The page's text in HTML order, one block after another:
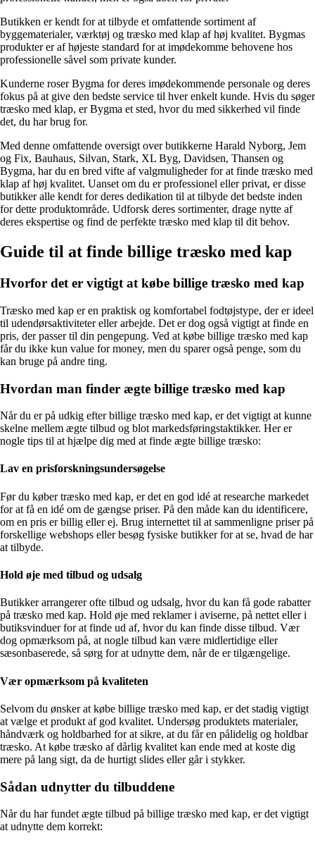
Butikken er kendt for at tilbyde et omfattende sortiment af
byggematerialer, værktøj og træsko med klap af høj kvalitet. Bygmas
produkter er af højeste standard for at imødekomme behovene hos
professionelle såvel som private kunder.
Kunderne roser Bygma for deres imødekommende personale og deres
fokus på at give den bedste service til hver enkelt kunde. Hvis du søger
træsko med klap, er Bygma et sted, hvor du med sikkerhed vil finde
det, du har brug for.
Med denne omfattende oversigt over butikkerne Harald Nyborg, Jem
og Fix, Bauhaus, Silvan, Stark, XL Byg, Davidsen, Thansen og
Bygma, har du en bred vifte af valgmuligheder for at finde træsko med
klap af høj kvalitet. Uanset om du er professionel eller privat, er disse
butikker alle kendt for deres dedikation til at tilbyde det bedste inden
for dette produktområde. Udforsk deres sortimenter, drage nytte af
deres ekspertise og find de perfekte træsko med klap til dit behov.
Guide til at finde billige træsko med kap
Hvorfor det er vigtigt at købe billige træsko med kap
Træsko med kap er en praktisk og komfortabel fodtøjstype, der er ideel
til udendørsaktiviteter eller arbejde. Det er dog også vigtigt at finde en
pris, der passer til din pengepung. Ved at købe billige træsko med kap
får du ikke kun value for money, men du sparer også penge, som du
kan bruge på andre ting.
Hvordan man finder ægte billige træsko med kap
Når du er på udkig efter billige træsko med kap, er det vigtigt at kunne
skelne mellem ægte tilbud og blot markedsføringstaktikker. Her er
nogle tips til at hjælpe dig med at finde ægte billige træsko:
Lav en prisforskningsundersøgelse
Før du køber træsko med kap, er det en god idé at researche markedet
for at få en idé om de gængse priser. På den måde kan du identificere,
om en pris er billig eller ej. Brug internettet til at sammenligne priser på
forskellige webshops eller besøg fysiske butikker for at se, hvad de har
at tilbyde.
Hold øje med tilbud og udsalg
Butikker arrangerer ofte tilbud og udsalg, hvor du kan få gode rabatter
på træsko med kap. Hold øje med reklamer i aviserne, på nettet eller i
butiksvinduer for at finde ud af, hvor du kan finde disse tilbud. Vær
dog opmærksom på, at nogle tilbud kan være midlertidige eller
sæsonbaserede, så sørg for at udnytte dem, når de er tilgængelige.
Vær opmærksom på kvaliteten
Selvom du ønsker at købe billige træsko med kap, er det stadig vigtigt
at vælge et produkt af god kvalitet. Undersøg produktets materialer,
håndværk og holdbarhed for at sikre, at du får en pålidelig og holdbar
træsko. At købe træsko af dårlig kvalitet kan ende med at koste dig
mere på lang sigt, da de hurtigt slides eller går i stykker.
Sådan udnytter du tilbuddene
Når du har fundet ægte tilbud på billige træsko med kap, er det vigtigt
at udnytte dem korrekt: